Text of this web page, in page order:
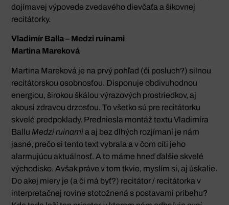
dojímavej výpovede zvedavého dievčaťa a šikovnej
recitátorky.
Vladimír Balla – Medzi ruinami
Martina Mareková
Martina Mareková je na prvý pohľad (či posluch?) silnou
recitátorskou osobnosťou. Disponuje obdivuhodnou
energiou, širokou škálou výrazových prostriedkov, aj
akousi zdravou drzosťou. To všetko sú pre recitátorku
skvelé predpoklady. Predniesla montáž textu Vladimíra
Ballu Medzi ruinamia aj bez dlhých rozjímaní je nám
jasné, prečo si tento text vybrala a v čom cíti jeho
alarmujúcu aktuálnosť. A to máme hneď ďalšie skvelé
východisko. Avšak práve v tom tkvie, myslím si, aj úskalie.
Do akej miery je (a či má byť?) recitátor / recitátorka v
interpretačnej rovine stotožnená s postavami príbehu?